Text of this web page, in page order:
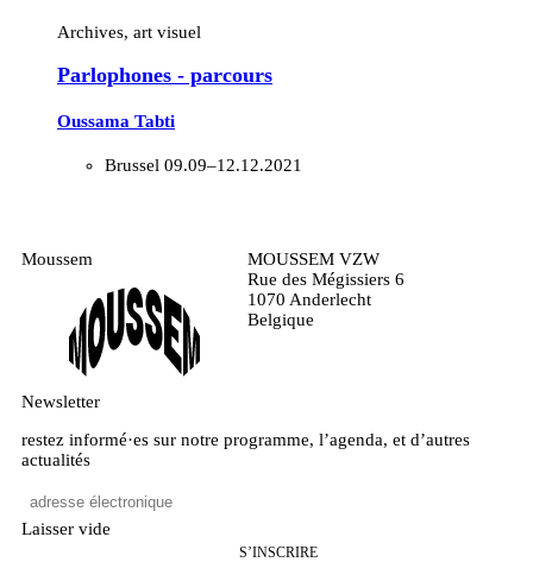
Archives, art visuel
Parlophones - parcours
Oussama Tabti
Brussel 09.09–12.12.2021
Moussem
MOUSSEM VZW
Rue des Mégissiers 6
1070 Anderlecht
Belgique
Newsletter
restez informé·es sur notre programme, l’agenda, et d’autres
actualités
Laisser vide
S’INSCRIRE